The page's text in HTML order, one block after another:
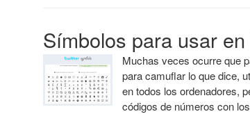
Símbolos para usar
Muchas veces ocurre que
para camuflar lo que dice,
en todos los ordenadores,
códigos de números con